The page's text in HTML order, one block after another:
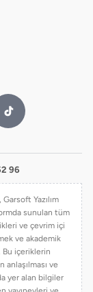
96
Yazılım
sunulan tüm
ve çevrim içi
ve akademik
Bu içeriklerin
ve
yer alan bilgiler